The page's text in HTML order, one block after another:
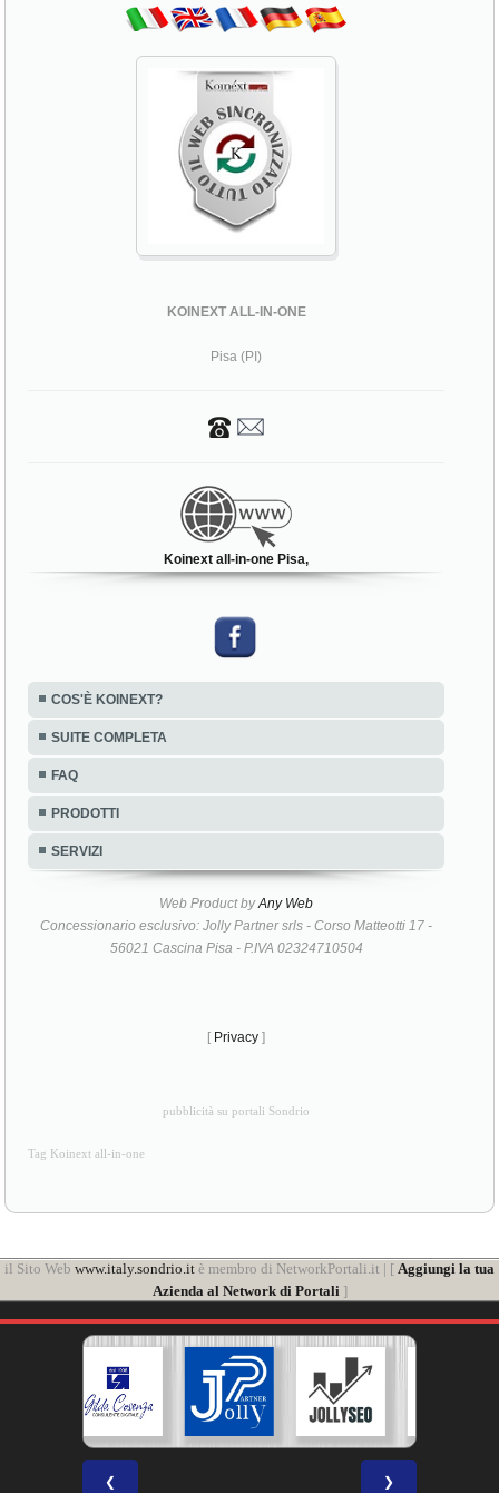
KOINEXT ALL-IN-ONE
Pisa (PI)
Koinext all-in-one Pisa,
COS'È KOINEXT?
SUITE COMPLETA
FAQ
PRODOTTI
SERVIZI
Web Product byAny Web
Concessionario esclusivo: Jolly Partner srls - Corso Matteotti 17 -
56021 Cascina Pisa - P.IVA 02324710504
[ Privacy ]
pubblicità su portali Sondrio
Tag Koinext all-in-one
il Sito Web www.italy.sondrio.it è membro di NetworkPortali.it | [ Aggiungi la tua
Azienda al Network di Portali]
❮ ❯